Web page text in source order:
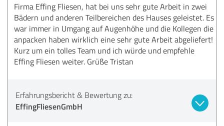
Firma Effing Fliesen, hat bei uns sehr gute Arbeit in zwei
Bädern und anderen Teilbereichen des Hauses geleistet. Es
war immer in Umgang auf Augenhöhe und die Kollegen die
anpacken haben wirklich eine sehr gute Arbeit abgeliefert!
Kurz um ein tolles Team und ich würde und empfehle
Effing Fliesen weiter. Grüße Tristan
Erfahrungsbericht & Bewertung zu:
EffingFliesenGmbH